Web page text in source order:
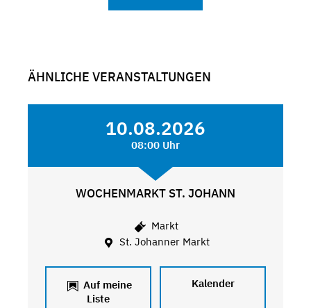
ÄHNLICHE VERANSTALTUNGEN
10.08.2026
08:00 Uhr
WOCHENMARKT ST. JOHANN
Markt
St. Johanner Markt
Auf meine
Liste
Kalender